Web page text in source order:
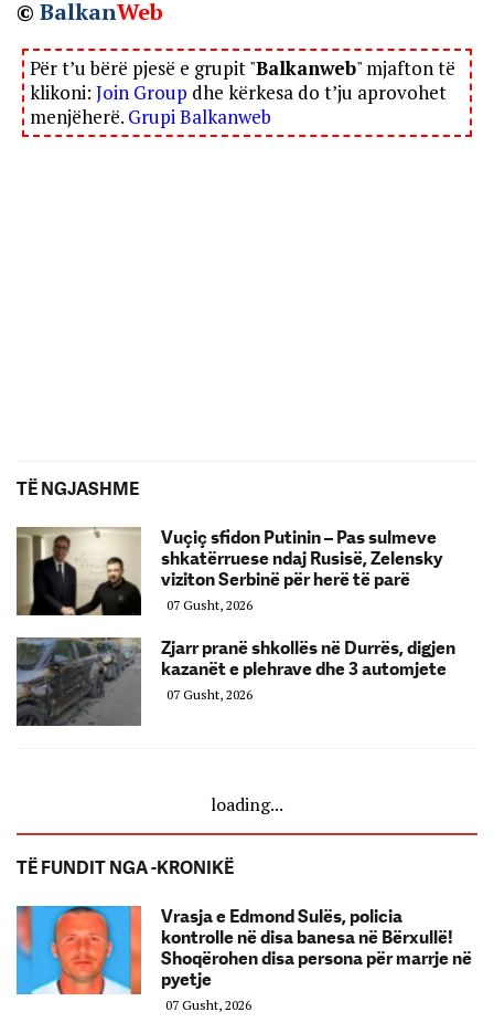
© BalkanWeb
Për t’u bërë pjesë e grupit "Balkanweb" mjafton të
klikoni: Join Group dhe kërkesa do t’ju aprovohet
menjëherë. Grupi Balkanweb
TË NGJASHME
Vuçiç sfidon Putinin – Pas sulmeve
shkatërruese ndaj Rusisë, Zelensky
viziton Serbinë për herë të parë
07 Gusht, 2026
Zjarr pranë shkollës në Durrës, digjen
kazanët e plehrave dhe 3 automjete
07 Gusht, 2026
loading...
TË FUNDIT NGA -KRONIKË
Vrasja e Edmond Sulës, policia
kontrolle në disa banesa në Bërxullë!
Shoqërohen disa persona për marrje në
pyetje
07 Gusht, 2026